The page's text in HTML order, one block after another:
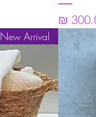
New Arrival